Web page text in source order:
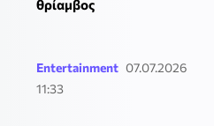
θρίαμβος
Entertainment 07.07.2026
11:33